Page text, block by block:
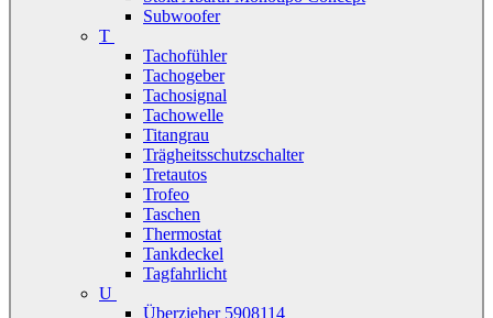
Subwoofer
T
Tachofühler
Tachogeber
Tachosignal
Tachowelle
Titangrau
Trägheitsschutzschalter
Tretautos
Trofeo
Taschen
Thermostat
Tankdeckel
Tagfahrlicht
U
Überzieher 5908114